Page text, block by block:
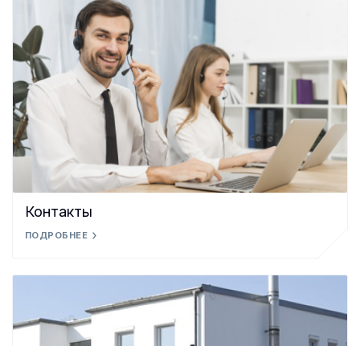
Контакты
ПОДРОБНЕЕ